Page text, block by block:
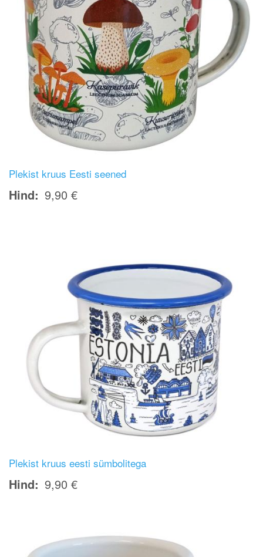
Plekist kruus Eesti seened
Hind 9,90 €
Plekist kruus eesti sümbolitega
Hind 9,90 €